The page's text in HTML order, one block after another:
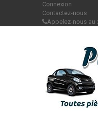
Connexion
Contactez-nous
Appelez-nous au :